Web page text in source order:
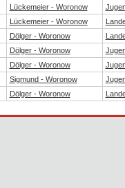
Lückemeier - Woronow
Lückemeier - Woronow
Dölger - Woronow
Dölger - Woronow
Dölger - Woronow
Sigmund - Woronow
Dölger - Woronow